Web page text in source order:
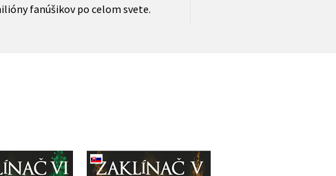
fanúšikov po celom svete.
VI Veža